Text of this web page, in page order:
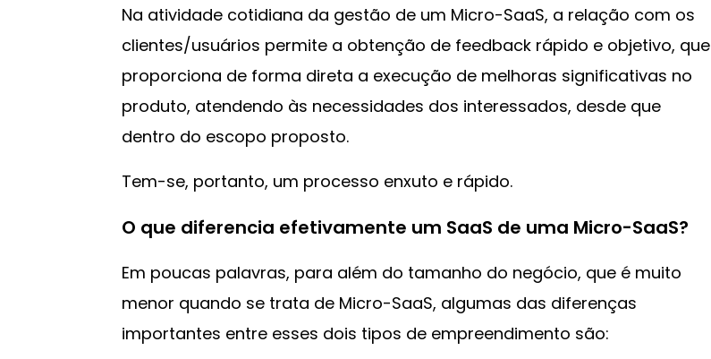
Na atividade cotidiana da gestão de um Micro-SaaS, a relação com os
clientes/usuários permite a obtenção de feedback rápido e objetivo, que
proporciona de forma direta a execução de melhoras significativas no
produto, atendendo às necessidades dos interessados, desde que
dentro do escopo proposto.
Tem-se, portanto, um processo enxuto e rápido.
O que diferencia efetivamente um SaaS de uma Micro-SaaS?
Em poucas palavras, para além do tamanho do negócio, que é muito
menor quando se trata de Micro-SaaS, algumas das diferenças
importantes entre esses dois tipos de empreendimento são: